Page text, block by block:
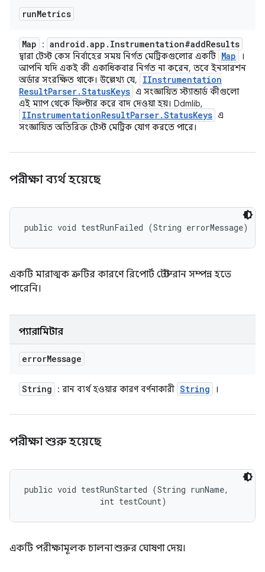
runMetrics
Map : android .app . Instrumentation#addResults
দ্বারা টেস্ট কেস নির্বাহের সময় নির্গত মেট্রিকগুলোর একটি Map
।
আপনি যদি একই কী একাধিকবার নির্গত না করেন, তবে ইনসারশন
অর্ডার সংরক্ষিত থাকে। উল্লেখ্য যে,
IInstrumentation
ResultParser.StatusKeys এ সংজ্ঞায়িত স্ট্যান্ডার্ড কীগুলো
এই ম্যাপ থেকে ফিল্টার করে বাদ দেওয়া হয়। Ddmlib,
IInstrumentationResultParser.StatusKeys এ
সংজ্ঞায়িত অতিরিক্ত টেস্ট মেট্রিক যোগ করতে পারে।
পরীক্ষা ব্যর্থ হয়েছে
public void testRunFailed (String errorMessage)
একটি মারাত্মক ত্রুটির কারণে রিপোর্ট টেস্ট রান সম্পন্ন হতে
পারেনি।
প্যারামিটার
errorMessage
String : রান ব্যর্থ হওয়ার কারণ বর্ণনাকারী String ।
পরীক্ষা শুরু হয়েছে
public void testRunStarted (String runName,
                int testCount)
একটি পরীক্ষামূলক চালনা শুরুর ঘোষণা দেয়।